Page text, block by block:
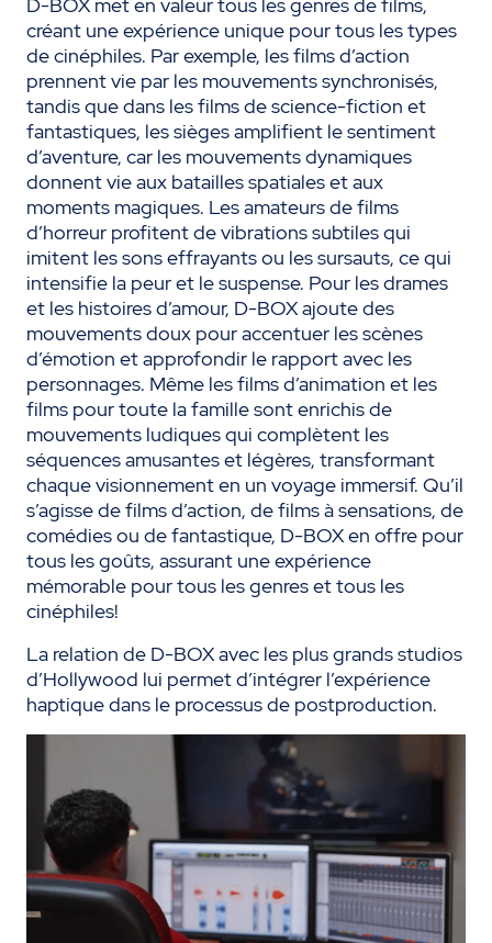
D-BOX met en valeur tous les genres de films,
créant une expérience unique pour tous les types
de cinéphiles. Par exemple, les films d’action
prennent vie par les mouvements synchronisés,
tandis que dans les films de science-fiction et
fantastiques, les sièges amplifient le sentiment
d’aventure, car les mouvements dynamiques
donnent vie aux batailles spatiales et aux
moments magiques. Les amateurs de films
d’horreur profitent de vibrations subtiles qui
imitent les sons effrayants ou les sursauts, ce qui
intensifie la peur et le suspense. Pour les drames
et les histoires d’amour, D-BOX ajoute des
mouvements doux pour accentuer les scènes
d’émotion et approfondir le rapport avec les
personnages. Même les films d’animation et les
films pour toute la famille sont enrichis de
mouvements ludiques qui complètent les
séquences amusantes et légères, transformant
chaque visionnement en un voyage immersif. Qu’il
s’agisse de films d’action, de films à sensations, de
comédies ou de fantastique, D-BOX en offre pour
tous les goûts, assurant une expérience
mémorable pour tous les genres et tous les
cinéphiles!
La relation de D-BOX avec les plus grands studios
d’Hollywood lui permet d’intégrer l’expérience
haptique dans le processus de postproduction.